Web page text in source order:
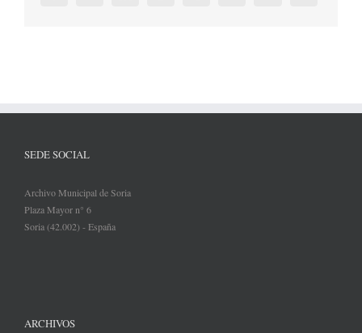
SEDE SOCIAL
Archivo Municipal de Soria
Plaza Mayor n° 6
Soria (42.002) - España
ARCHIVOS